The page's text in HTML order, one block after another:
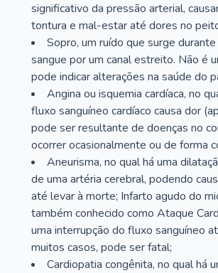
significativo da pressão arterial,
tontura e mal-estar até dores no
Sopro, um ruído que surge
sangue por um canal estreito. Não é
pode indicar alterações na saúde do
Angina ou isquemia cardíaca, no
fluxo sanguíneo cardíaco causa dor
pode ser resultante de doenças no
ocorrer ocasionalmente ou de forma
Aneurisma, no qual há uma
de uma artéria cerebral, podendo
até levar à morte; Infarto agudo do
também conhecido como Ataque
uma interrupção do fluxo sanguíneo
muitos casos, pode ser fatal;
Cardiopatia congênita, no qual há